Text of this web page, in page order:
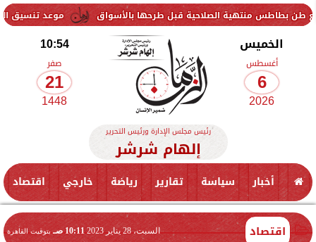
موعد تنسيق المرحلة الثانية للثانوية
الخميس
أغسطس
6
2026
10:54
صفر
21
1448
رئيس مجلس الإدارة ورئيس التحرير
إلهام شرشر
أخبار سياسة تقارير رياضة خارجي اقتصاد
اقتصاد السبت، 28 يناير 2023 10:11 صـ بتوقيت القاهرة